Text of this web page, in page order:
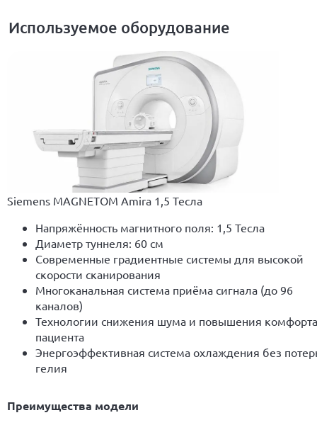
Используемое оборудование
Siemens MAGNETOM Amira 1,5 Тесла
Напряжённость магнитного поля: 1,5 Тесла
Диаметр туннеля: 60 см
Современные градиентные системы для высокой
скорости сканирования
Многоканальная система приёма сигнала (до 96
каналов)
Технологии снижения шума и повышения комфорта
пациента
Энергоэффективная система охлаждения без
гелия
Преимущества модели